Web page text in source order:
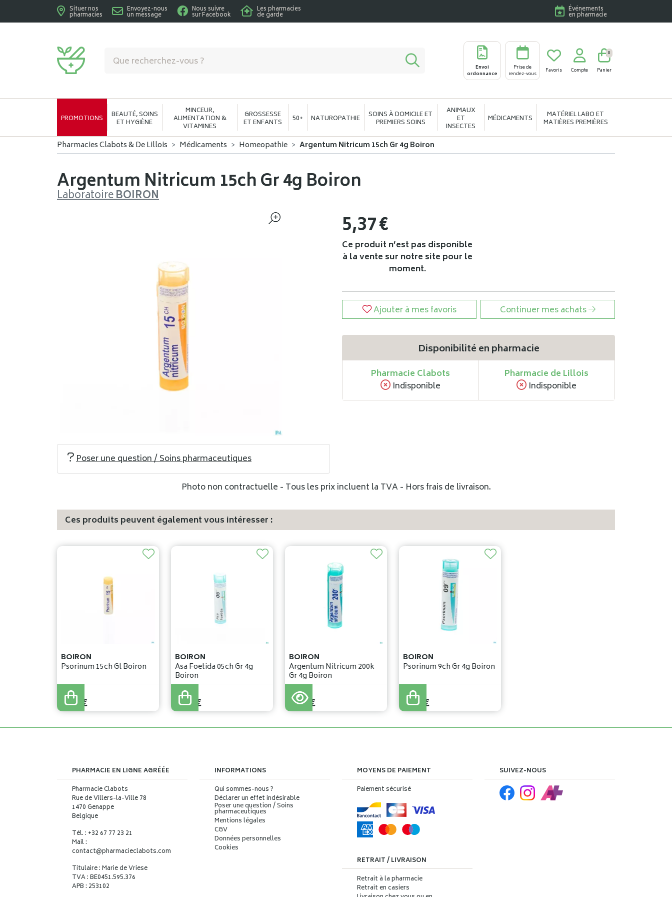
Situer nos
pharmacies
Envoyez-nous
un message
Nous suivre
sur Facebook
Les pharmacies
de garde
Événements
en pharmacie
Envoi
ordonnance
Prise de
rendez-vous
Favoris Compte Panier
0
PROMOTIONS BEAUTÉ, SOINS
ET HYGIÈNE
MINCEUR,
ALIMENTATION &
VITAMINES
GROSSESSE
ET ENFANTS 50+ NATUROPATHIE SOINS À DOMICILE ET
PREMIERS SOINS
ANIMAUX
ET
INSECTES
MÉDICAMENTS MATÉRIEL LABO ET
MATIÈRES PREMIÈRES
Pharmacies Clabots & De Lillois Médicaments Homeopathie Argentum Nitricum 15ch Gr 4g Boiron
Argentum Nitricum 15ch Gr 4g Boiron
LaboratoireBOIRON
5,37€
Ce produit n’est pas disponible
à la vente sur notre site pour le
moment.
Ajouter à mes favoris Continuer mes achats
Disponibilité en pharmacie
Pharmacie Clabots
Indisponible
Pharmacie de Lillois
Indisponible
Poser une question / Soins pharmaceutiques
Photo non contractuelle - Tous les prix incluent la TVA - Hors frais de livraison.
Ces produits peuvent également vous intéresser :
BOIRON
Psorinum 15ch Gl Boiron
4,60 €
BOIRON
Asa Foetida 05ch Gr 4g
Boiron
5,37 €
BOIRON
Argentum Nitricum 200k
Gr 4g Boiron
5,37 €
BOIRON
Psorinum 9ch Gr 4g Boiron
5,37 €
PHARMACIE EN LIGNE AGRÉÉE
Pharmacie Clabots
Rue de Villers-la-Ville 78
1470 Genappe
Belgique
Tél. : +32 67 77 23 21
Mail :
contact@pharmacieclabots.com
Titulaire : Marie de Vriese
TVA : BE0451.595.376
APB : 253102
INFORMATIONS
Qui sommes-nous ?
Déclarer un effet indésirable
Poser une question / Soins
pharmaceutiques
Mentions légales
CGV
Données personnelles
Cookies
MOYENS DE PAIEMENT
Paiement sécurisé
RETRAIT / LIVRAISON
Retrait à la pharmacie
Retrait en casiers
SUIVEZ-NOUS